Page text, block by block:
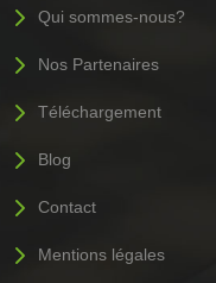
5 Qui sommes-nous?
5 Nos Partenaires
5 Téléchargement
5 Blog
5 Contact
5 Mentions légales